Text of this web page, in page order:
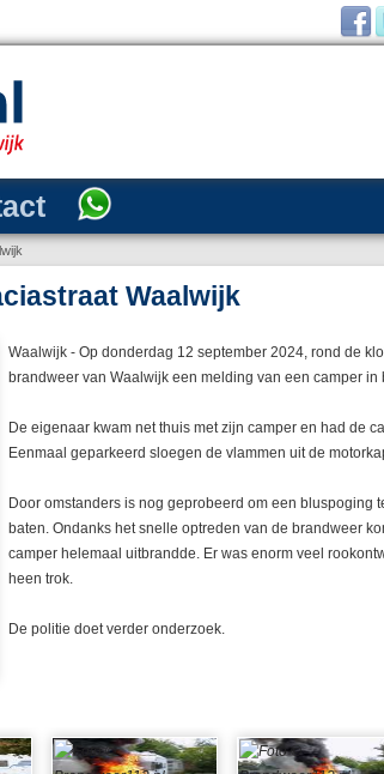
Waalwijk
Waalwijk - Op donderdag 12 september 2024, rond de
brandweer van Waalwijk een melding van een camper in
De eigenaar kwam net thuis met zijn camper en had de
Eenmaal geparkeerd sloegen de vlammen uit de
Door omstanders is nog geprobeerd om een bluspoging
baten. Ondanks het snelle optreden van de brandweer
camper helemaal uitbrandde. Er was enorm veel
heen trok.
De politie doet verder onderzoek.